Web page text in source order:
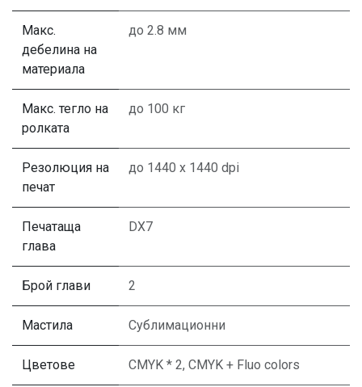
Макс.
дебелина на
материала
до 2.8 мм
Макс. тегло на
ролката
до 100 кг
Резолюция на
печат
до 1440 х 1440 dpi
Печатаща
глава
DX7
Брой глави 2
Мастила Сублимационни
Цветове CMYK * 2, CMYK + Fluo colors